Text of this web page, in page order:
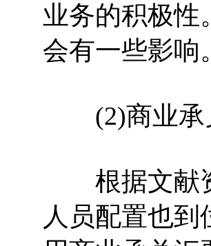
业务的积极性
会有一些影响。
(2)商业承
根据文献资
人员配置也